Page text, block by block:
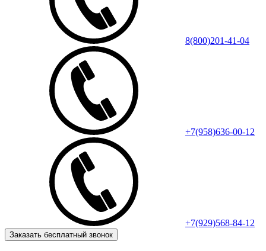
8(800)201-41-04
+7(958)636-00-12
+7(929)568-84-12
Заказать бесплатный звонок